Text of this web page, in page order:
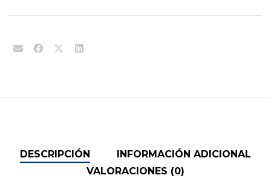
DESCRIPCIÓN
INFORMACIÓN ADICIONAL
VALORACIONES (0)